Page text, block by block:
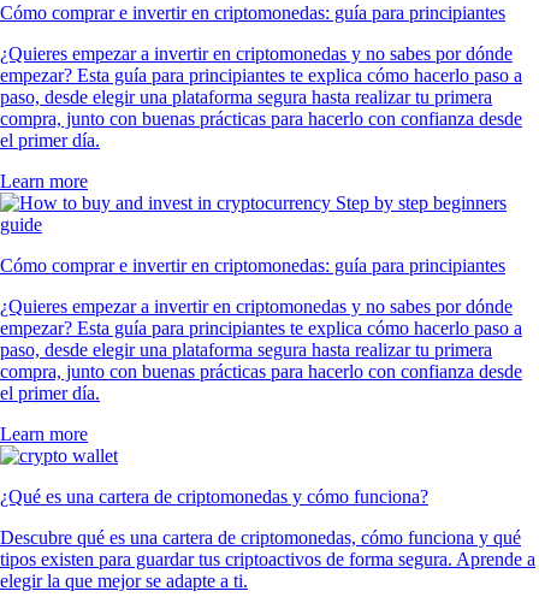
Cómo comprar e invertir en criptomonedas: guía para principiantes
¿Quieres empezar a invertir en criptomonedas y no sabes por dónde
empezar? Esta guía para principiantes te explica cómo hacerlo paso a
paso, desde elegir una plataforma segura hasta realizar tu primera
compra, junto con buenas prácticas para hacerlo con confianza desde
el primer día.
Learn more
Cómo comprar e invertir en criptomonedas: guía para principiantes
¿Quieres empezar a invertir en criptomonedas y no sabes por dónde
empezar? Esta guía para principiantes te explica cómo hacerlo paso a
paso, desde elegir una plataforma segura hasta realizar tu primera
compra, junto con buenas prácticas para hacerlo con confianza desde
el primer día.
Learn more
¿Qué es una cartera de criptomonedas y cómo funciona?
Descubre qué es una cartera de criptomonedas, cómo funciona y qué
tipos existen para guardar tus criptoactivos de forma segura. Aprende a
elegir la que mejor se adapte a ti.